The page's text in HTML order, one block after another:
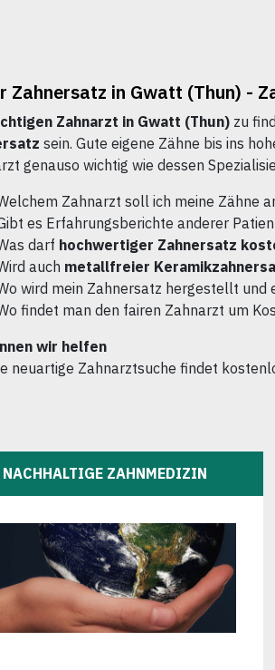
Zahnersatz in Gwatt (Thun) -
Zahnarzt in Gwatt (Thun) zu
sein. Gute eigene Zähne bis ins
genauso wichtig wie dessen
Zahnarzt soll ich meine Zähne
es Erfahrungsberichte anderer
darf hochwertiger Zahnersatz
auch metallfreier
wird mein Zahnersatz hergestellt und
findet man den fairen Zahnarzt um
wir helfen
neuartige Zahnarztsuche findet
NACHHALTIGE ZAHNMEDIZIN